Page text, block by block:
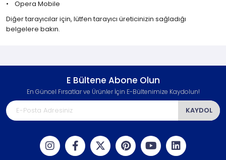
• Opera Mobile
Diğer tarayıcılar için, lütfen tarayıcı üreticinizin sağladığı
belgelere bakın.
E Bültene Abone Olun
En Güncel Fırsatlar ve Ürünler İçin E-Bültenimize Kaydolun!
KAYDOL